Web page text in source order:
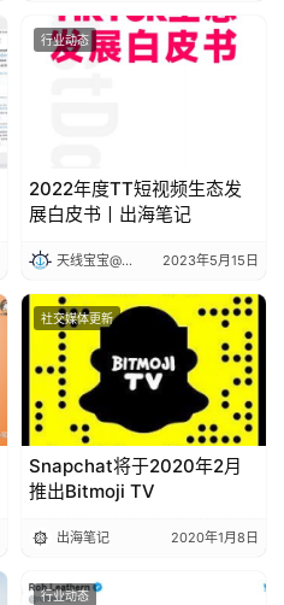
行业动态
2022年度TT短视频生态发
展白皮书丨出海笔记
天线宝宝@出海笔记 2023年5月15日
社交媒体更新
Snapchat将于2020年2月
推出Bitmoji TV
出海笔记 2020年1月8日
行业动态